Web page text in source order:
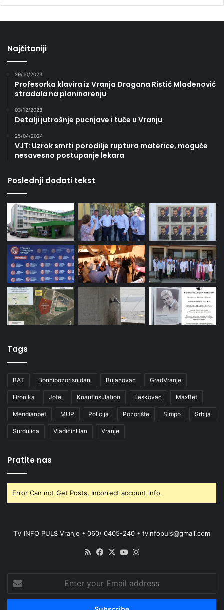
Najčitaniji
29/10/2023
Profesorka klavira iz Vranja Dragana Ristić Mladenović
stradala na planinarenju
03/12/2023
Detalji jutrošnje pucnjave i tuče u Vranju
25/04/2024
VJT: Uzrok smrti porodilje ruptura materice, moguće
nesavesno postupanje lekara
Poslednji dodati tekst
Tags
BAT Borinipozorisnidani Bujanovac GradVranje
Hronika Jotel KnaufInsulation Leskovac MaxBet
Meridianbet MUP Policija Pozorište Simpo Srbija
Surdulica VladičinHan Vranje
Pratite nas
Error Can not Get Posts, Incorrect account info.
TV INFO PULS Vranje • 060/ 0405-240 • tvinfopuls@gmail.com
RSS Facebook
X YouTube
your
Email